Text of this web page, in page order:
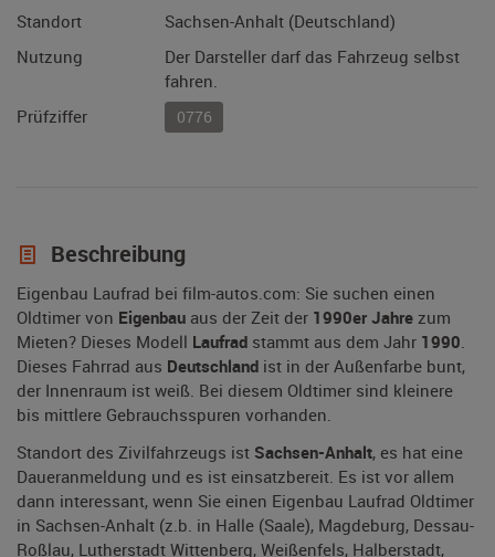
Standort
Sachsen-Anhalt (Deutschland)
Nutzung
Der Darsteller darf das Fahrzeug selbst
fahren.
Prüfziffer
0776
Beschreibung
Eigenbau Laufrad bei film-autos.com: Sie suchen einen
Oldtimer von Eigenbau aus der Zeit der 1990er Jahre zum
Mieten? Dieses Modell Laufrad stammt aus dem Jahr 1990.
Dieses Fahrrad aus Deutschland ist in der Außenfarbe bunt,
der Innenraum ist weiß. Bei diesem Oldtimer sind kleinere
bis mittlere Gebrauchsspuren vorhanden.
Standort des Zivilfahrzeugs ist Sachsen-Anhalt, es hat eine
Daueranmeldung und es ist einsatzbereit. Es ist vor allem
dann interessant, wenn Sie einen Eigenbau Laufrad Oldtimer
in Sachsen-Anhalt (z.b. in Halle (Saale), Magdeburg, Dessau-
Roßlau, Lutherstadt Wittenberg, Weißenfels, Halberstadt,